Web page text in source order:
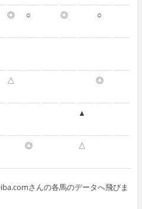
◎ ○ ◎ ○
△ ◎
▲
◎ △
さんの各馬のデータへ飛びま